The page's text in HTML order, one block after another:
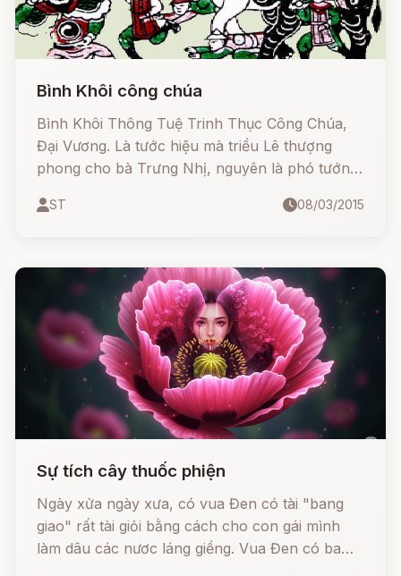
Bình Khôi công chúa
Bình Khôi Thông Tuệ Trinh Thục Công Chúa,
Đại Vương. Là tước hiệu mà triều Lê thượng
phong cho bà Trưng Nhị, nguyên là phó tướng,
trong cuộc khởi nghĩa mang tên Hai Bà.
ST 08/03/2015
Sự tích cây thuốc phiện
Ngày xửa ngày xưa, có vua Đen có tài "bang
giao" rất tài giỏi bằng cách cho con gái mình
làm dâu các nươc láng giềng. Vua Đen có ba